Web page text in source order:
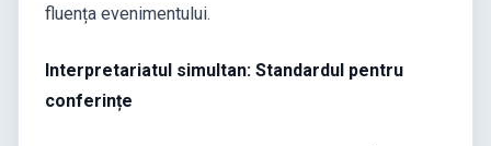
fluența evenimentului.
Interpretariatul simultan: Standardul pentru
conferințe